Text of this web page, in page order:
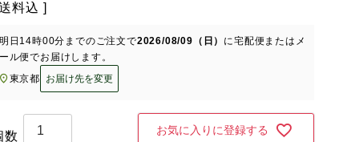
料込
日 14時00分 までのご注文で2026/08/09（日） に宅配便またはメ
ル便でお届けします。
東京都
お届け先を変更
お気に入りに登録する